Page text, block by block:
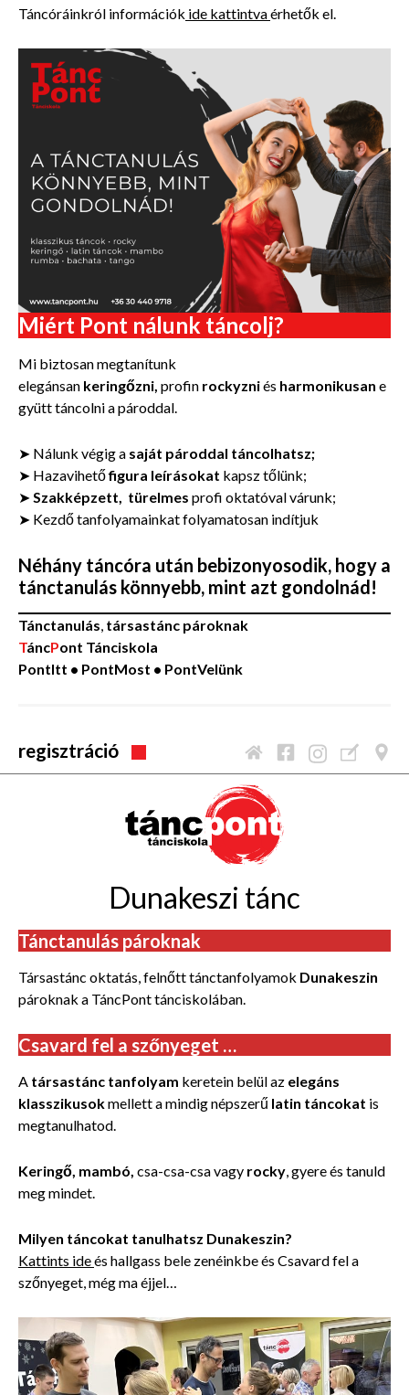
Táncóráinkról információk ide kattintvaérhetők el.
Miért Pont nálunk táncolj?
Mi biztosan megtanítunk
elegánsan keringőzni, profin rockyzniés harmonikusan e
gyütt táncolni a pároddal.
➤ Nálunk végig a saját pároddal táncolhatsz;
➤ Hazavihetőfigura leírásokat kapsz tőlünk;
➤Szakképzett, türelmes profi oktatóval várunk;
➤ Kezdő tanfolyamainkat folyamatosan indítjuk
Néhány táncóra után bebizonyosodik, hogy a
tánctanulás könnyebb, mint azt gondolnád!
Tánctanulás, társastánc pároknak
TáncPont Tánciskola
PontItt • PontMost • PontVelünk
regisztráció
Dunakeszi tánc
Tánctanulás pároknak
Társastánc oktatás, felnőtt tánctanfolyamok Dunakeszin
pároknak a TáncPont tánciskolában.
Csavard fel a szőnyeget …
A társastánc tanfolyam keretein belül az elegáns
klasszikusokmellett a mindig népszerű latin táncokat is
megtanulhatod.
Keringő, mambó, csa-csa-csa vagy rocky , gyere és tanuld
meg mindet.
Milyen táncokat tanulhatsz Dunakeszin?
Kattints ideés hallgass bele zenéinkbe és Csavard fel a
szőnyeget, még ma éjjel…